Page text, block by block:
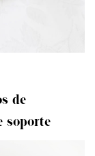
de
soporte